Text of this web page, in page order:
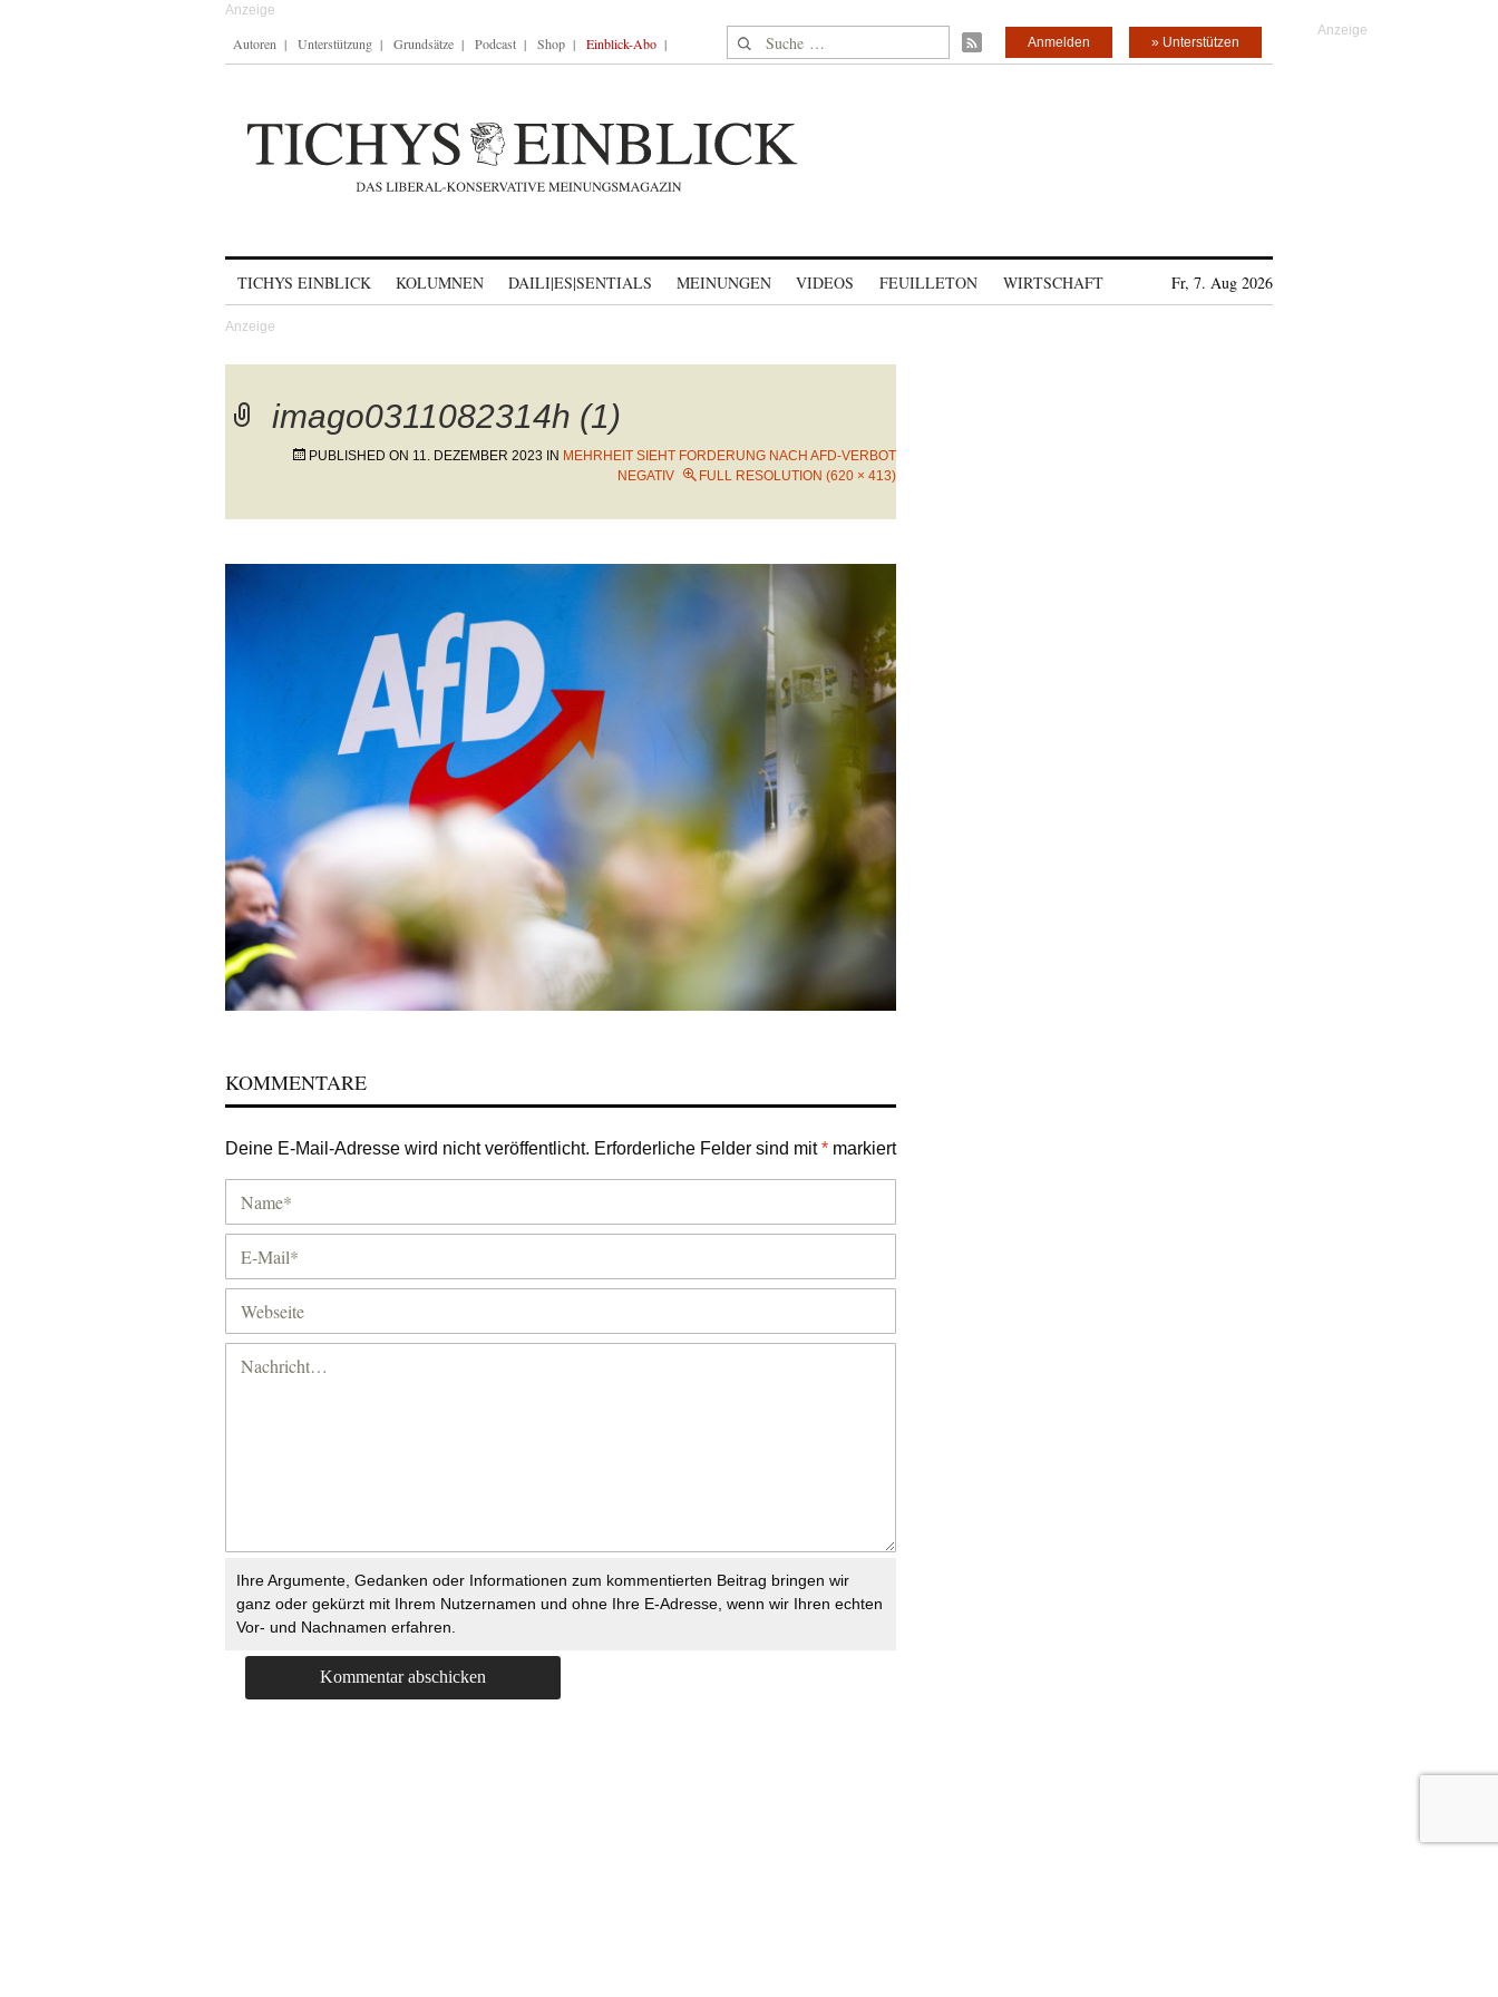
Autoren Unterstützung Grundsätze Podcast Shop Einblick-Abo Suche nach: » Unterstützen
Anmelden
TICHYS EINBLICK KOLUMNEN DAILI|ES|SENTIALS MEINUNGEN VIDEOS FEUILLETON WIRTSCHAFT Fr, 7. Aug 2026
imago0311082314h (1)
PUBLISHED ON 11. DEZEMBER 2023 IN MEHRHEIT SIEHT FORDERUNG NACH AFD-VERBOT
NEGATIV
FULL RESOLUTION (620 × 413)
KOMMENTARE
Deine E-Mail-Adresse wird nicht veröffentlicht. Erforderliche Felder sind mit* markiert
Ihre Argumente, Gedanken oder Informationen zum kommentierten Beitrag bringen wir
ganz oder gekürzt mit Ihrem Nutzernamen und ohne Ihre E-Adresse, wenn wir Ihren echten
Vor- und Nachnamen erfahren.